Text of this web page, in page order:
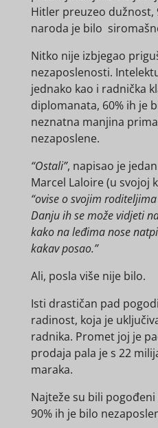
Hitler preuzeo dužnost,
naroda je bilo
Nitko nije izbjegao
nezaposlenosti.
jednako kao i radnička
diplomanata, 60% ih je
neznatna manjina
nezaposlene.
“Ostali”, napisao je
Marcel Laloire (u svojoj
“ovise o svojim
Danju ih se može vidjeti
kako na leđima nose
kakav posao.”
Ali, posla više nije bilo.
Isti drastičan pad
radinost, koja je
radnika. Promet joj je
prodaja pala je s 22
maraka.
Najteže su bili
90% ih je bilo